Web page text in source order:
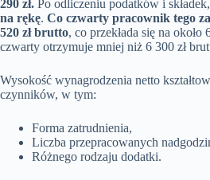
290 zł. Po odliczeniu podatków i
na rękę. Co czwarty pracownik tego
520 zł brutto, co przekłada się na około
czwarty otrzymuje mniej niż 6 300 zł
Wysokość wynagrodzenia netto
czynników, w tym:
Forma zatrudnienia,
Liczba przepracowanych
Różnego rodzaju dodatki.